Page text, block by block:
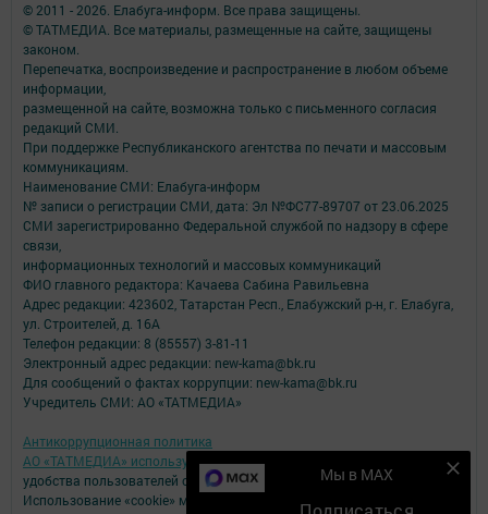
Мы в MAX
© 2011 - 2026. Елабуга-информ. Все права защищены.
© ТАТМЕДИА. Все материалы, размещенные на сайте, защищены
законом.
Перепечатка, воспроизведение и распространение в любом объеме
информации,
размещенной на сайте, возможна только с письменного согласия
редакций СМИ.
При поддержке Республиканского агентства по печати и массовым
коммуникациям.
Наименование СМИ: Елабуга-информ
№ записи о регистрации СМИ, дата: Эл №ФС77-89707 от 23.06.2025
СМИ зарегистрированно Федеральной службой по надзору в сфере
связи,
информационных технологий и массовых коммуникаций
ФИО главного редактора: Качаева Сабина Равильевна
Адрес редакции: 423602, Татарстан Респ., Елабужский р-н, г. Елабуга,
ул. Строителей, д. 16А
Телефон редакции: 8 (85557) 3-81-11
Электронный адрес редакции: new-kama@bk.ru
Для сообщений о фактах коррупции: new-kama@bk.ru
Учредитель СМИ: АО «ТАТМЕДИА»
Антикоррупционная политика
АО «ТАТМЕДИА» использует «cookie»для персонализации сервисов и
удобства пользователей сайтом.
Использование «cookie» можно отменить в настройках браузера.